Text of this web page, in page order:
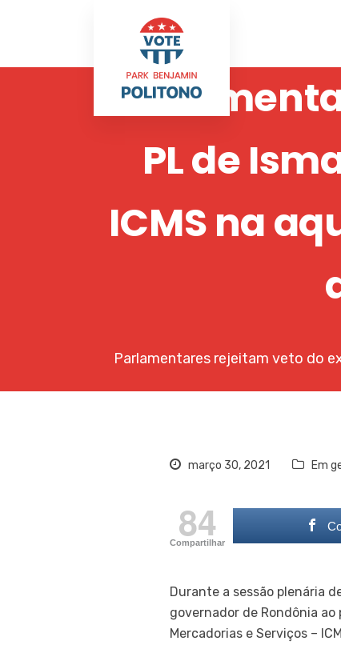
PL de
ICMS na
Parlamentares rejeitam veto do
março 30, 2021 Em
84
Compartilhar
Durante a sessão plenária
governador de Rondônia
Mercadorias e Serviços –